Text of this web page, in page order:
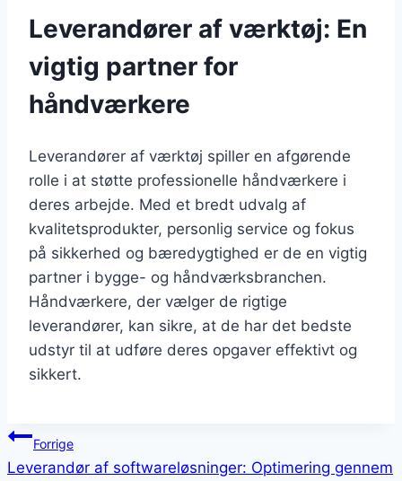
Leverandører af værktøj: En
vigtig partner for
håndværkere
Leverandører af værktøj spiller en afgørende
rolle i at støtte professionelle håndværkere i
deres arbejde. Med et bredt udvalg af
kvalitetsprodukter, personlig service og fokus
på sikkerhed og bæredygtighed er de en vigtig
partner i bygge- og håndværksbranchen.
Håndværkere, der vælger de rigtige
leverandører, kan sikre, at de har det bedste
udstyr til at udføre deres opgaver effektivt og
sikkert.
Indlægsnavigation
Forrige
Leverandør af softwareløsninger: Optimering gennem